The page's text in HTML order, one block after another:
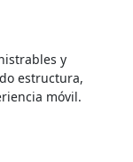
y
estructura,
móvil.